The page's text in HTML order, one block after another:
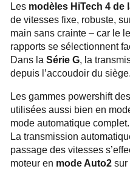
Les modèles HiTech 4 de
de vitesses fixe, robuste,
main sans crainte – car le
rapports se sélectionnent
Dans la Série G, la
depuis l’accoudoir du siège.
Les gammes powershift
utilisées aussi bien en
mode automatique complet.
La transmission
passage des vitesses
moteur en mode Auto2sur